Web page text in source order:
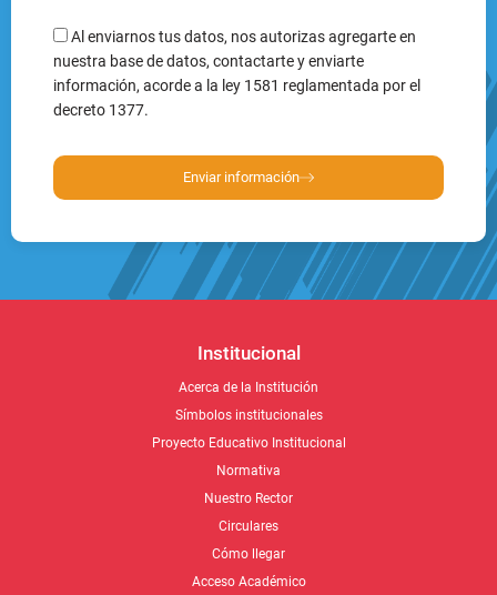
Al enviarnos tus datos, nos autorizas agregarte en
nuestra base de datos, contactarte y enviarte
información, acorde a la ley 1581 reglamentada por el
decreto 1377.
Enviar información
Institucional
Acerca de la Institución
Símbolos institucionales
Proyecto Educativo Institucional
Normativa
Nuestro Rector
Circulares
Cómo llegar
Acceso Académico